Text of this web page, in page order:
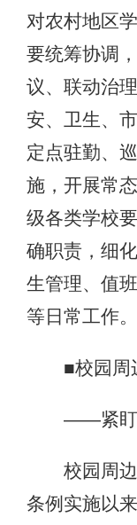
对农村地区
要统筹协调
议、联动治
安、卫生、
定点驻勤、
施，开展常
级各类学校
确职责，细
生管理、值
等日常工作。
■校园周边
——紧盯关
校园周边
条例实施以